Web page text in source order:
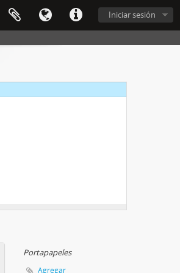
Iniciar sesión
Portapapeles
Agregar